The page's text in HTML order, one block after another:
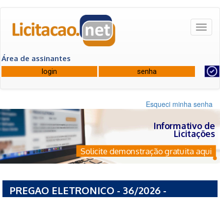
Área de assinantes
Esqueci minha senha
Informativo de
Licitações
Solicite demonstração gratuita aqui
PREGAO ELETRONICO - 36/2026 -